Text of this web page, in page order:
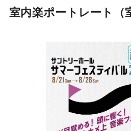
室内楽ポートレート（